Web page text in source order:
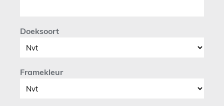
Doeksoort
Framekleur